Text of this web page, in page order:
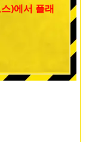
)에서 플래